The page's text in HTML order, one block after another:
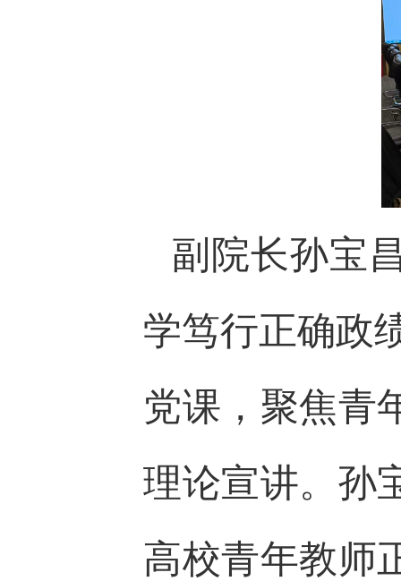
副院长孙宝
学笃行正确政
党课，聚焦青
理论宣讲。孙
高校青年教师